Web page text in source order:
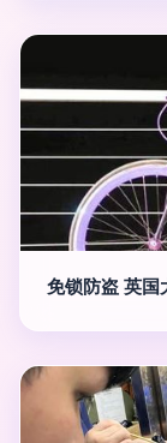
免锁防盗 英国